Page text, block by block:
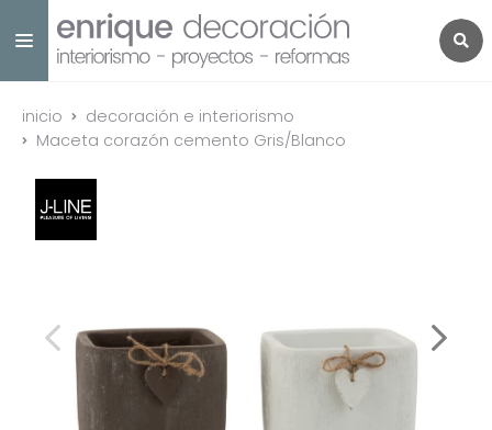
inicio
decoración e interiorismo
Maceta corazón cemento Gris/Blanco